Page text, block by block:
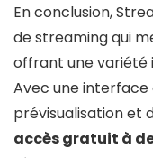
En conclusion,
de streaming qui
offrant une variété
Avec une interface
prévisualisation et
accès gratuit à